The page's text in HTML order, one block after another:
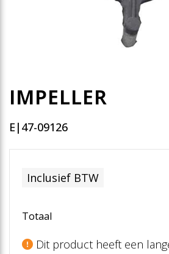
IMPELLER
E|47-09126
Inclusief BTW
Totaal
Dit product heeft een